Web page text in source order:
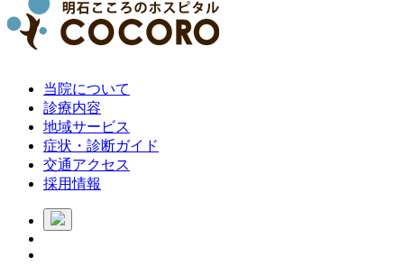
当院について
診療内容
地域サービス
症状・診断ガイド
交通アクセス
採用情報